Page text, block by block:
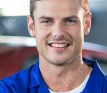
Kovács Gizi
vízvezeték-szerelés, SOS
Kijött, megtalálta a